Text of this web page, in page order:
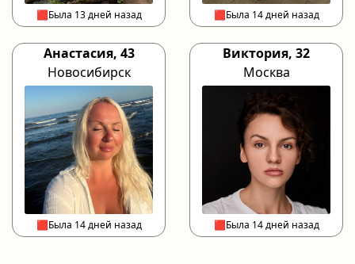
🟥Была 13 дней назад 🟥Была 14 дней назад
Анастасия, 43
Новосибирск
🟥Была 14 дней назад
Виктория, 32
Москва
🟥Была 14 дней назад